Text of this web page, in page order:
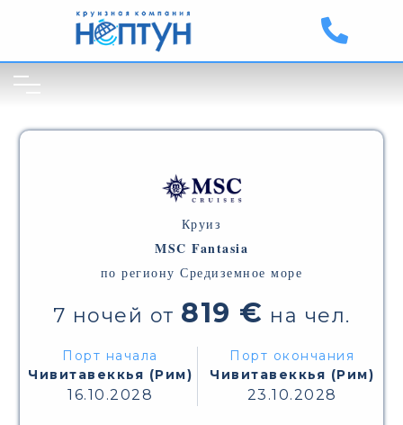
Круиз
MSC Fantasia
по региону Средиземное море
7 ночей от 819 € на чел.
Порт начала
Чивитавеккья (Рим)
16.10.2028
Порт окончания
Чивитавеккья (Рим)
23.10.2028